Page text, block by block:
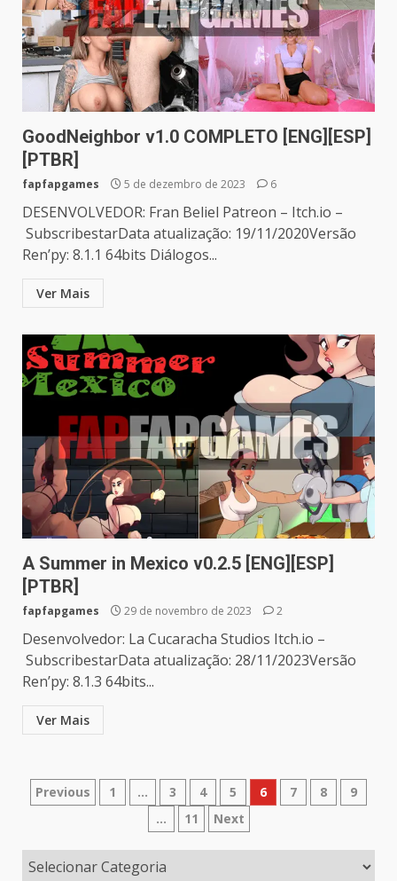
GoodNeighbor v1.0 COMPLETO [ENG][ESP]
[PTBR]
fapfapgames 5 de dezembro de 2023 6
DESENVOLVEDOR: Fran Beliel Patreon – Itch.io –
SubscribestarData atualização: 19/11/2020Versão
Ren’py: 8.1.1 64bits Diálogos...
Ver Mais
A Summer in Mexico v0.2.5 [ENG][ESP]
[PTBR]
fapfapgames 29 de novembro de 2023 2
Desenvolvedor: La Cucaracha Studios Itch.io –
SubscribestarData atualização: 28/11/2023Versão
Ren’py: 8.1.3 64bits...
Ver Mais
Paginação
posts
Previous 1 … 3 4 5 6 7 8
9
…
11 Next